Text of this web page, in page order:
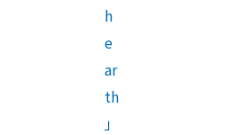
h
e
ar
th
」